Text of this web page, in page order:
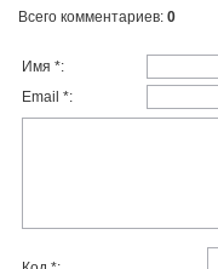
Всего комментариев: 0
Имя *:
Email *: